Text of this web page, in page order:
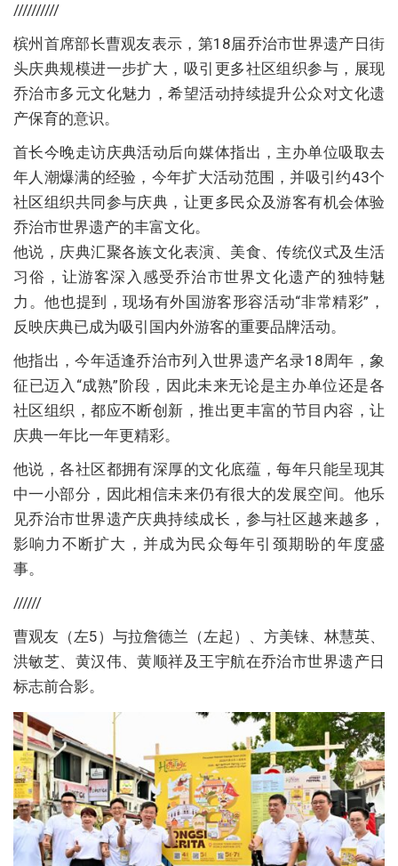
//////////
槟州首席部长曹观友表示，第18届乔治市世界遗产日街
头庆典规模进一步扩大，吸引更多社区组织参与，展现
乔治市多元文化魅力，希望活动持续提升公众对文化遗
产保育的意识。
首长今晚走访庆典活动后向媒体指出，主办单位吸取去
年人潮爆满的经验，今年扩大活动范围，并吸引约43个
社区组织共同参与庆典，让更多民众及游客有机会体验
乔治市世界遗产的丰富文化。
他说，庆典汇聚各族文化表演、美食、传统仪式及生活
习俗，让游客深入感受乔治市世界文化遗产的独特魅
力。他也提到，现场有外国游客形容活动“非常精彩”，
反映庆典已成为吸引国内外游客的重要品牌活动。
他指出，今年适逢乔治市列入世界遗产名录18周年，象
征已迈入“成熟”阶段，因此未来无论是主办单位还是各
社区组织，都应不断创新，推出更丰富的节目内容，让
庆典一年比一年更精彩。
他说，各社区都拥有深厚的文化底蕴，每年只能呈现其
中一小部分，因此相信未来仍有很大的发展空间。他乐
见乔治市世界遗产庆典持续成长，参与社区越来越多，
影响力不断扩大，并成为民众每年引颈期盼的年度盛
事。
//////
曹观友（左5）与拉詹德兰（左起）、方美铼、林慧英、
洪敏芝、黄汉伟、黄顺祥及王宇航在乔治市世界遗产日
标志前合影。